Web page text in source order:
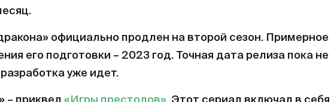
официально продлен на второй сезон. Примерное
его подготовки – 2023 год. Точная дата релиза пока не
уже идет.